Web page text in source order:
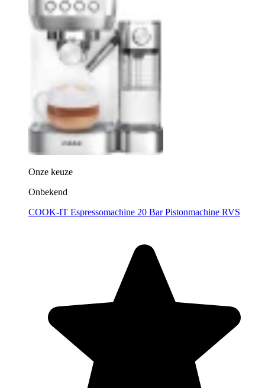
Onze keuze
Onbekend
COOK-IT Espressomachine 20 Bar Pistonmachine RVS